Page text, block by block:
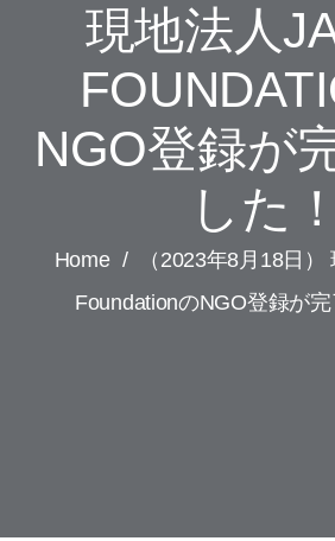
現地法人
NGO登録が
した！
Home /
（2023年8月18日
FoundationのNGO登録が完